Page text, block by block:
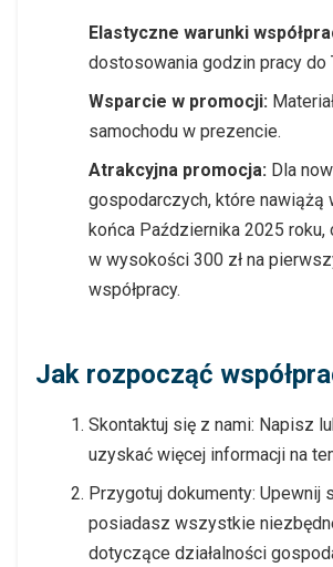
Elastyczne warunki
dostosowania godzin pracy do
Wsparcie w promocji:
samochodu w prezencie.
Atrakcyjna promocja: Dla
gospodarczych, które nawiążą
końca Października 2025 roku,
w wysokości 300 zł na
współpracy.
Jak rozpocząć
Skontaktuj się z nami: Napisz
uzyskać więcej informacji na
Przygotuj dokumenty: Upewnij
posiadasz wszystkie
dotyczące działalności